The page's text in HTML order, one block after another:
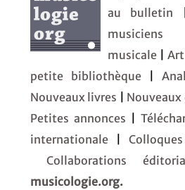
au bulletin
musiciens
musicale
petite bibliothèque
Nouveaux livres
Nouveaux
Petites annonces
|
internationale
Collaborations
musicologie.org.